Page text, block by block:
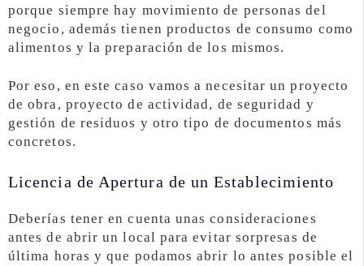
porque siempre hay movimiento de personas del
negocio, además tienen productos de consumo como
alimentos y la preparación de los mismos.
Por eso, en este caso vamos a necesitar un proyecto
de obra, proyecto de actividad, de seguridad y
gestión de residuos y otro tipo de documentos más
concretos.
Licencia de Apertura de un Establecimiento
Deberías tener en cuenta unas consideraciones
antes de abrir un local para evitar sorpresas de
última horas y que podamos abrir lo antes posible el